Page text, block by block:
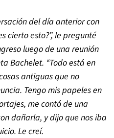
del día anterior con
cierto esto?”, le pregunté
luego de una reunión
Bachelet. “Todo está en
antiguas que no
Tengo mis papeles en
me contó de una
dañarla, y dijo que nos iba
Le creí.